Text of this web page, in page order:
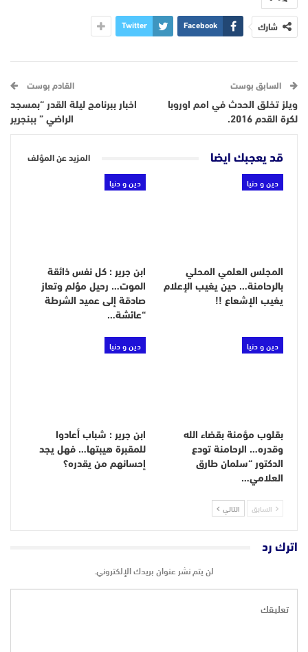
شارك Facebook
Twitter
السابق بوست
ويلز تخلق الحدث في امم اوروبا
لكرة القدم 2016.
القادم بوست
اخبار ببرنامج ليلة القدر “بمسجد
الراضي ” ببنجرير
قد يعجبك ايضا المزيد عن المؤلف
دين و دنيا
المجلس العلمي المحلي
بالرحامنة… حين يغيب الإعلام
يغيب الإشعاع !!
دين و دنيا
ابن جرير : كل نفس ذائقة
الموت… رحيل مؤلم وتعاز
صادقة إلى عميد الشرطة
“عائشة…
دين و دنيا
بقلوب مؤمنة بقضاء الله
وقدره… الرحامنة تودع
الدكتور “سلمان طارق
العلامي…
دين و دنيا
ابن جرير : شباب أعادوا
للمقبرة هيبتها… فهل يجد
إحسانهم من يقدره؟
السابق التالي
اترك رد
لن يتم نشر عنوان بريدك الإلكتروني.